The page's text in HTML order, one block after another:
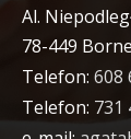
Al.
78-449
Telefon: 608
Telefon: 731